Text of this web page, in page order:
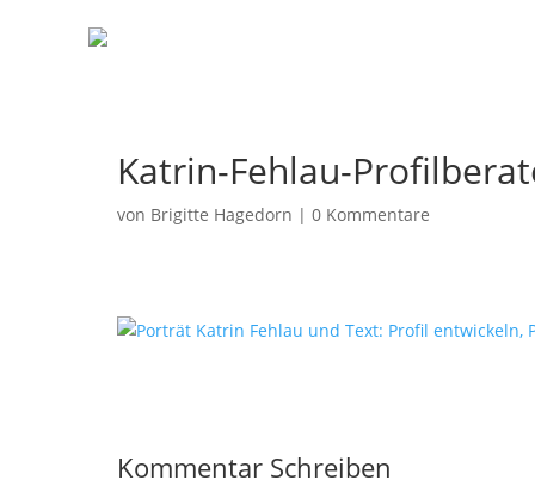
Katrin-Fehlau-
von Brigitte Hagedorn | 0 Kommentare
Kommentar Schreiben